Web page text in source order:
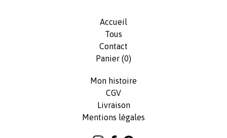
Accueil
Tous
Contact
Panier (0)
Mon histoire
CGV
Livraison
Mentions légales